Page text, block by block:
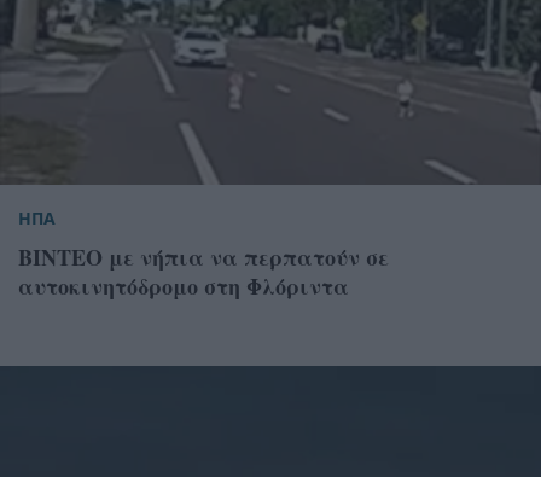
ΗΠΑ
ΒΙΝΤΕΟ με νήπια να περπατούν σε
αυτοκινητόδρομο στη Φλόριντα